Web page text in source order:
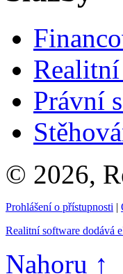
Právní
© 2026,
Prohlášení o přístupnosti |
Realitní software dodává
Nahoru ↑